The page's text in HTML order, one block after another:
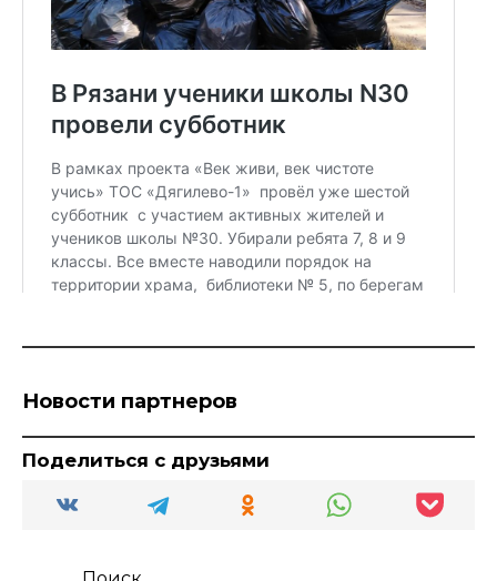
Новости партнеров
Поделиться с друзьями